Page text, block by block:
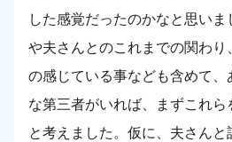
した感覚だったのかなと思い
や夫さんとのこれまでの関わ
の感じている事なども含めて、
な第三者がいれば、まずこれ
と考えました。仮に、夫さんと